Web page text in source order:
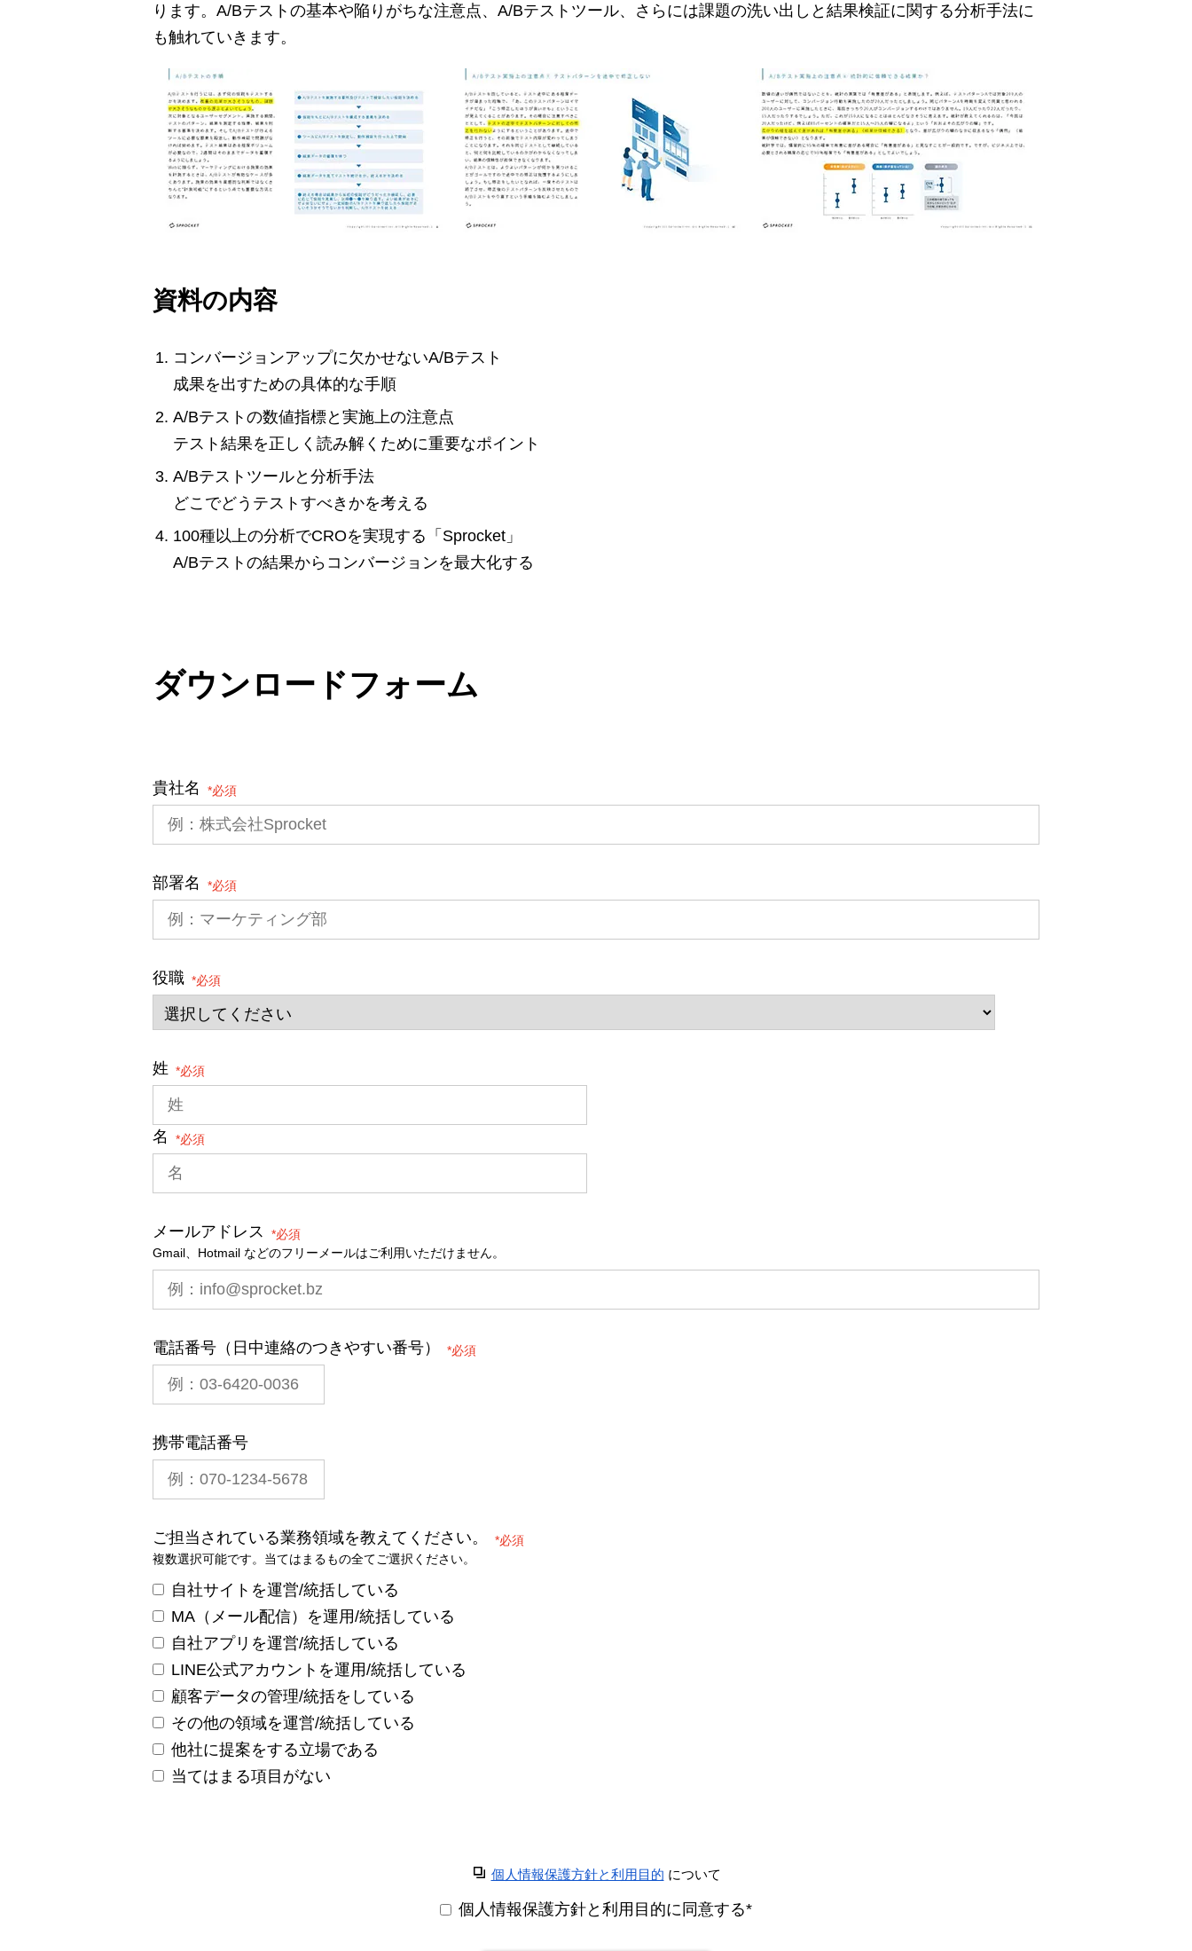
ります。A/Bテストの基本や陥りがちな注意点、A/Bテストツール、さらには課題の洗い出しと結果検証に関する分析手法に
も触れていきます。
資料の内容
コンバージョンアップに欠かせないA/Bテスト
成果を出すための具体的な手順
A/Bテストの数値指標と実施上の注意点
テスト結果を正しく読み解くために重要なポイント
A/Bテストツールと分析手法
どこでどうテストすべきかを考える
100種以上の分析でCROを実現する「Sprocket」
A/Bテストの結果からコンバージョンを最大化する
ダウンロードフォーム
貴社名 *
部署名 *
役職 *
姓 *
名 *
メールアドレス
*
Gmail、Hotmail などのフリーメールはご利用いただけません。
電話番号（日中連絡のつきやすい番号） *
携帯電話番号
ご担当されている業務領域を教えてください。
*
複数選択可能です。当てはまるもの全てご選択ください。
自社サイトを運営/統括している
MA（メール配信）を運用/統括している
自社アプリを運営/統括している
LINE公式アカウントを運用/統括している
顧客データの管理/統括をしている
その他の領域を運営/統括している
他社に提案をする立場である
当てはまる項目がない
個人情報保護方針と利用目的 について
個人情報保護方針と利用目的に同意する*